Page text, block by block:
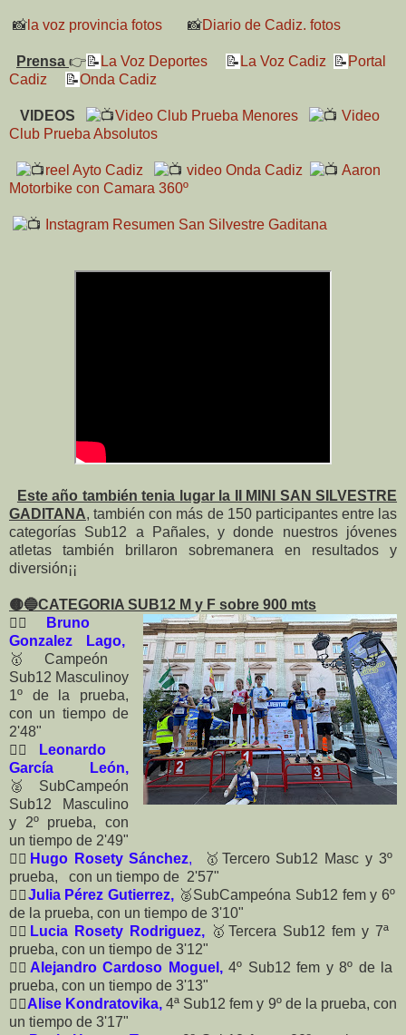
📸 la voz provincia fotos 📸Diario de Cadiz. fotos
Prensa 👉📝 La Voz Deportes 📝 La Voz Cadiz 📝 Portal
Cadiz
📝Onda Cadiz
VIDEOS Video Club Prueba Menores
Video
Club Prueba Absolutos
reel Ayto Cadiz video Onda Cadiz
Aaron
Motorbike con Camara 360º
Instagram Resumen San Silvestre Gaditana
Este año también tenia lugar la II MINI SAN SILVESTRE
GADITANA, también con más de 150 participantes entre las
categorías Sub12 a Pañales, y donde nuestros jóvenes
atletas también brillaron sobremanera en resultados y
diversión¡¡
🟡🔵CATEGORIA SUB12 M y F sobre 900 mts
🏃‍♂️
Bruno
Gonzalez Lago,
🥇Campeón
Sub12 Masculinoy
1º de la prueba,
con un tiempo de
2'48"
🏃‍♂️
Leonardo
García León,
🥈 SubCampeón
Sub12 Masculino
y 2º prueba, con
un tiempo de 2'49"
🏃‍♀️ Hugo Rosety Sánchez, 🥇Tercero Sub12 Masc y 3º
prueba, con un tiempo de 2'57"
🏃‍♀️Julia Pérez Gutierrez, 🥈SubCampeóna Sub12 fem y 6º
de la prueba, con un tiempo de 3'10"
🏃‍♀️ Lucia Rosety Rodriguez, 🥇 Tercera Sub12 fem y 7ª
prueba, con un tiempo de 3'12"
🏃‍♂️ Alejandro Cardoso Moguel, 4º Sub12 fem y 8º de la
prueba, con un tiempo de 3'13"
🏃‍♀️Alise Kondratovika, 4ª Sub12 fem y 9º de la prueba, con
un tiempo de 3'17"